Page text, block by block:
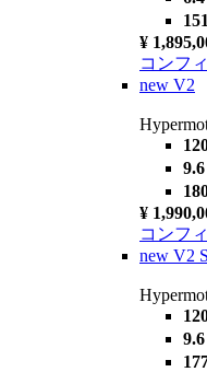
¥
コンフ
new V2
¥
コンフ
new V2